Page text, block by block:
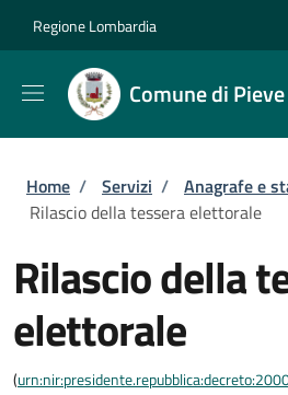
Regione Lombardia
Comune di
Briciole di pane
Home / Servizi / Anagrafe e
Rilascio della tessera elettorale
Rilascio della
elettorale
(